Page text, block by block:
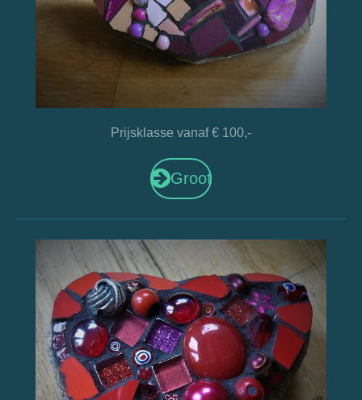
Prijsklasse vanaf € 100,-
Groot